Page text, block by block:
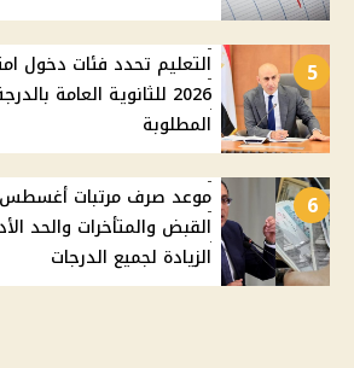
5
التعليم تحدد فئات دخول
2026 للثانوية العامة
المطلوبة
6
القبض والمتأخرات والحد
الزيادة لجميع الدرجات